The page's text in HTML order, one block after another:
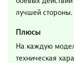
лучшей стороны.
Плюсы
На каждую
техническая